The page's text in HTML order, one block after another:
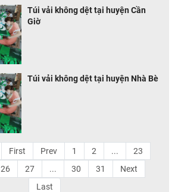
Túi vải không dệt tại huyện Cần
Giờ
Túi vải không dệt tại huyện Nhà Bè
First Prev 1 2 ...
23
26 27 ... 30 31
Next
Last